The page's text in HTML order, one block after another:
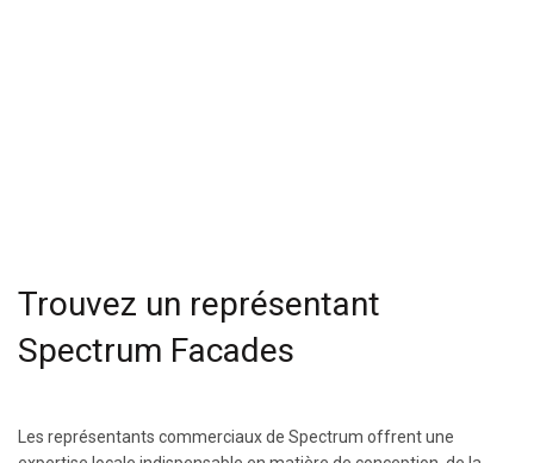
Trouvez un représentant
Spectrum Facades
Les représentants commerciaux de Spectrum offrent une